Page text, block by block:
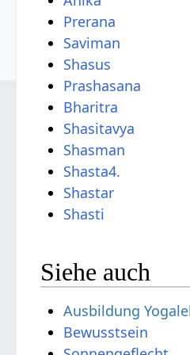
Prerana
Saviman
Shasus
Prashasana
Bharitra
Shasitavya
Shasman
Shasta4.
Shastar
Shasti
Siehe auch
Ausbildung
Bewusstsein